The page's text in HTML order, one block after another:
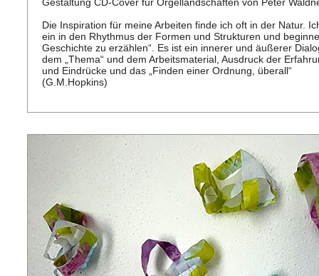
Die Inspiration für meine Arbeiten finde ich oft in der Natur.
ein in den Rhythmus der Formen und Strukturen und
Geschichte zu erzählen“. Es ist ein innerer und äußerer
dem „Thema“ und dem Arbeitsmaterial, Ausdruck der
und Eindrücke und das „Finden einer Ordnung, überall“
(G.M.Hopkins)